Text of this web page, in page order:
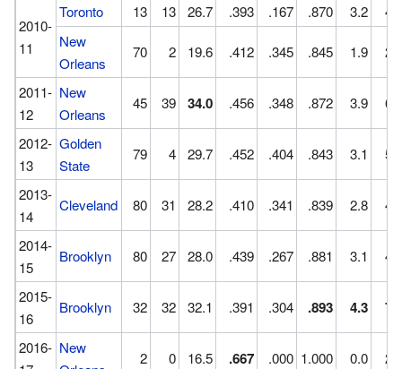
2010-
11
Toronto 13 13 26.7 .393 .167 .870 3.2
4.5
New
Orleans
70 2 19.6 .412 .345 .845 1.9 2.6
2011-
12
New
Orleans
45 39 34.0 .456 .348 .872 3.9 6.3
2012-
13
Golden
State
79 4 29.7 .452 .404 .843 3.1 5.6
2013-
14
Cleveland 80 31 28.2 .410 .341 .839 2.8 4.1
2014-
15
Brooklyn 80 27 28.0 .439 .267 .881 3.1 4.7
2015-
16
Brooklyn 32 32 32.1 .391 .304 .893 4.3 7.4
2016- New
2 0 16.5 .667 .000 1.000 0.0 2.5